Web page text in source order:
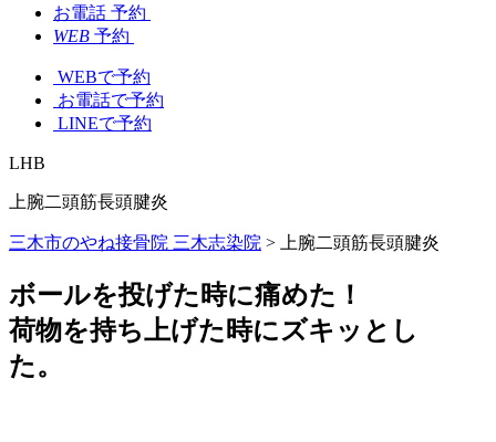
お電話 予約
WEB 予約
WEBで予約
お電話で予約
LINEで予約
LHB
上腕二頭筋長頭腱炎
三木市のやね接骨院 三木志染院 > 上腕二頭筋長頭腱炎
ボールを投げた時に痛めた！
荷物を持ち上げた時にズキッとし
た。